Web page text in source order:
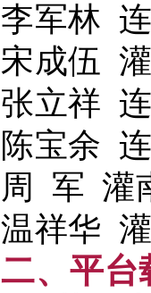
李军林
宋成伍
张立祥
陈宝余
周 军 灌
温祥华
二、平台